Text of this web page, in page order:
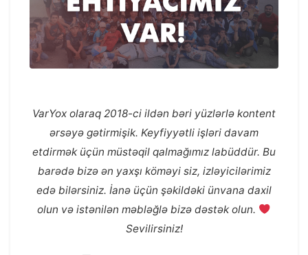
VarYox olaraq 2018-ci ildən bəri yüzlərlə kontent
ərsəyə gətirmişik. Keyfiyyətli işləri davam
etdirmək üçün müstəqil qalmağımız labüddür. Bu
barədə bizə ən yaxşı köməyi siz, izləyicilərimiz
edə bilərsiniz. İanə üçün şəkildəki ünvana daxil
olun və istənilən məbləğlə bizə dəstək olun.
Sevilirsiniz!